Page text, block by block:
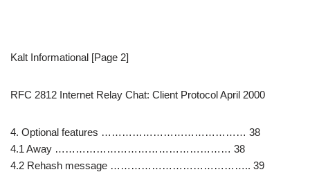
Kalt Informational [Page 2]
RFC 2812 Internet Relay Chat: Client Protocol April 2000
4. Optional features …………………………………… 38
4.1 Away …………………………………………… 38
4.2 Rehash message ………………………………….. 39